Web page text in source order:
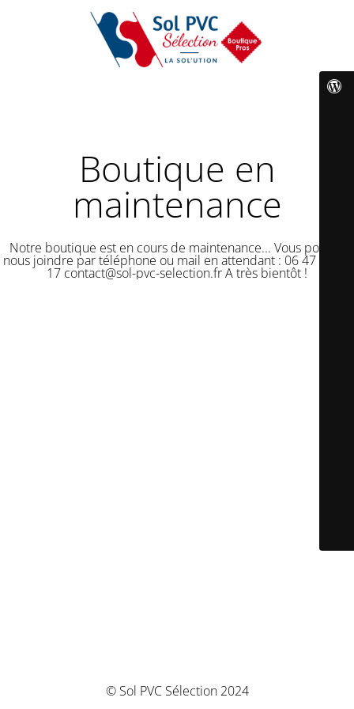
Boutique en
maintenance
Notre boutique est en cours de maintenance... Vous pouvez
nous joindre par téléphone ou mail en attendant : 06 47 50 18
17 contact@sol-pvc-selection.fr A très bientôt !
© Sol PVC Sélection 2024